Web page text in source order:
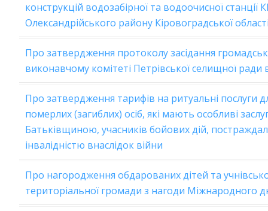
конструкцій водозабірної та водоочисної
Олександрійського району Кіровоградської
Про затвердження протоколу засідання
виконавчому комітеті Петрівської селищної
Про затвердження тарифів на ритуальні послуги
померлих (загиблих) осіб, які мають особливі
Батьківщиною, учасників бойових дій,
інвалідністю внаслідок війни
Про нагородження обдарованих дітей та
територіальної громади з нагоди Міжнародного